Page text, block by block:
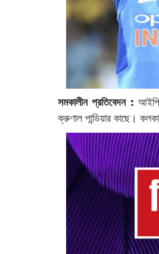
সমকালীন প্রতিবেদন :
ক্রুণাল পান্ডিয়ার কাছে।